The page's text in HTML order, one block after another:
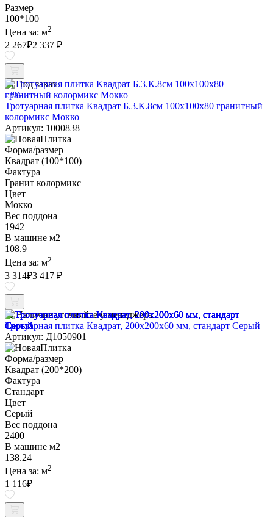
Размер
100*100
Цена за: м2
2 267₽2 337 ₽
Под заказ
-3%
Тротуарная плитка Квадрат Б.3.К.8см 100х100х80 гранитный
колормикс Мокко
Артикул: 1000838
Форма/размер
Квадрат (100*100)
Фактура
Гранит колормикс
Цвет
Мокко
Вес поддона
1942
В машине м2
108.9
Цена за: м2
3 314₽3 417 ₽
Наличие уточняйте у менеджера
Тротуарная плитка Квадрат, 200х200х60 мм, стандарт Серый
Артикул: Д1050901
Форма/размер
Квадрат (200*200)
Фактура
Стандарт
Цвет
Серый
Вес поддона
2400
В машине м2
138.24
Цена за: м2
1 116₽